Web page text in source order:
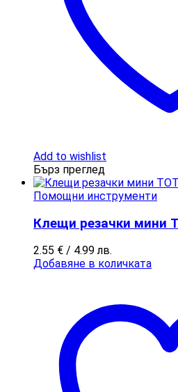
Add to wishlist
Бърз преглед
Помощни инструменти
Клещи резачки мини
2.55 € / 4.99 лв.
Добавяне в количката